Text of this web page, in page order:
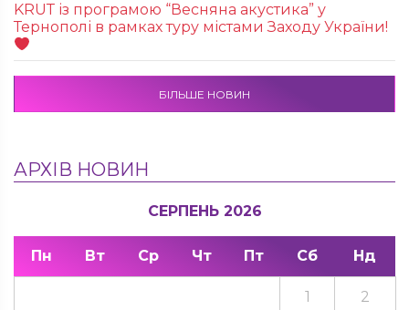
KRUТ із програмою “Весняна акустика” у
Тернополі в рамках туру містами Заходу України!
БІЛЬШЕ НОВИН
АРХІВ НОВИН
СЕРПЕНЬ 2026
Пн Вт Ср Чт Пт Сб Нд
1 2